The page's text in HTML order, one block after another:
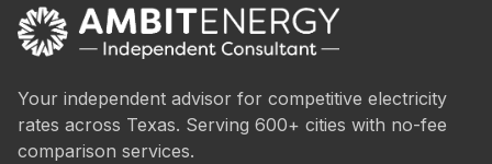
rates across Texas. Serving 600+ cities with no-fee
comparison services.